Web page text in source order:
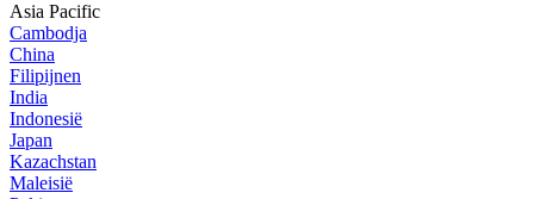
Asia Pacific
Cambodja
China
Filipijnen
India
Indonesië
Japan
Kazachstan
Maleisië